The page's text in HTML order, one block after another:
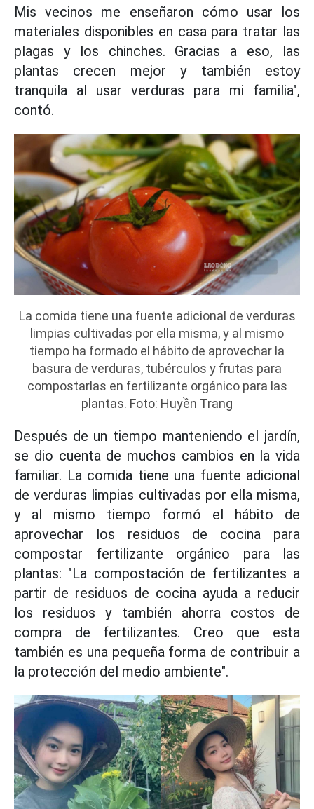
Mis vecinos me enseñaron cómo usar los
materiales disponibles en casa para tratar las
plagas y los chinches. Gracias a eso, las
plantas crecen mejor y también estoy
tranquila al usar verduras para mi familia",
contó.
La comida tiene una fuente adicional de verduras
limpias cultivadas por ella misma, y al mismo
tiempo ha formado el hábito de aprovechar la
basura de verduras, tubérculos y frutas para
compostarlas en fertilizante orgánico para las
plantas. Foto: Huyền Trang
Después de un tiempo manteniendo el jardín,
se dio cuenta de muchos cambios en la vida
familiar. La comida tiene una fuente adicional
de verduras limpias cultivadas por ella misma,
y al mismo tiempo formó el hábito de
aprovechar los residuos de cocina para
compostar fertilizante orgánico para las
plantas: "La compostación de fertilizantes a
partir de residuos de cocina ayuda a reducir
los residuos y también ahorra costos de
compra de fertilizantes. Creo que esta
también es una pequeña forma de contribuir a
la protección del medio ambiente".